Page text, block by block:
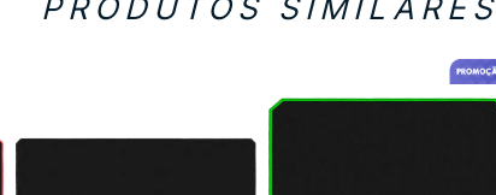
PRODUTOS SIMILARES